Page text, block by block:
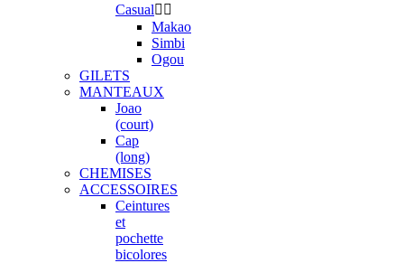
Casual 
Makao
Simbi
Ogou
GILETS
MANTEAUX
Joao
(court)
Cap
(long)
CHEMISES
ACCESSOIRES
Ceintures
et
pochette
bicolores